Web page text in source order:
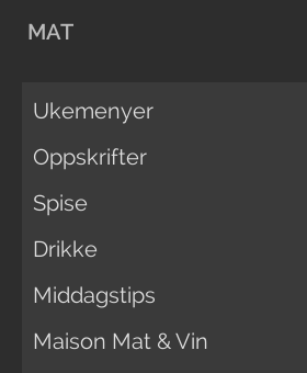
MAT
Ukemenyer
Oppskrifter
Spise
Drikke
Middagstips
Maison Mat & Vin